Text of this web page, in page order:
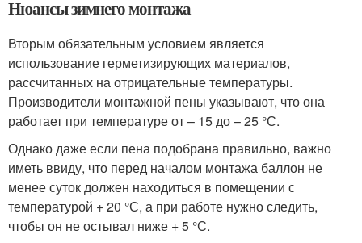
Нюансы зимнего монтажа
Вторым обязательным условием является
использование герметизирующих материалов,
рассчитанных на отрицательные температуры.
Производители монтажной пены указывают, что она
работает при температуре от – 15 до – 25 °С.
Однако даже если пена подобрана правильно, важно
иметь ввиду, что перед началом монтажа баллон не
менее суток должен находиться в помещении с
температурой + 20 °С, а при работе нужно следить,
чтобы он не остывал ниже + 5 °С.